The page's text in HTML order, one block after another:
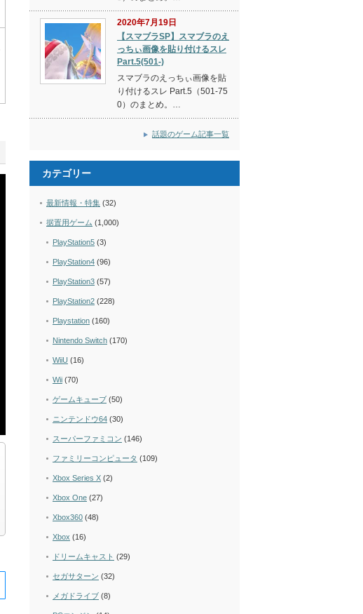
2020年7月19日
【スマブラSP】スマブラのえ
っちぃ画像を貼り付けるスレ
Part.5(501-)
スマブラのえっちぃ画像を貼
り付けるスレ Part.5（501-75
0）のまとめ。…
話題のゲーム記事一覧
カテゴリー
最新情報・特集 (32)
据置用ゲーム (1,000)
PlayStation5 (3)
PlayStation4 (96)
PlayStation3 (57)
PlayStation2 (228)
Playstation (160)
Nintendo Switch (170)
WiiU (16)
Wii (70)
ゲームキューブ (50)
ニンテンドウ64 (30)
スーパーファミコン (146)
ファミリーコンピュータ (109)
Xbox Series X (2)
Xbox One (27)
Xbox360 (48)
Xbox (16)
ドリームキャスト (29)
セガサターン (32)
メガドライブ (8)